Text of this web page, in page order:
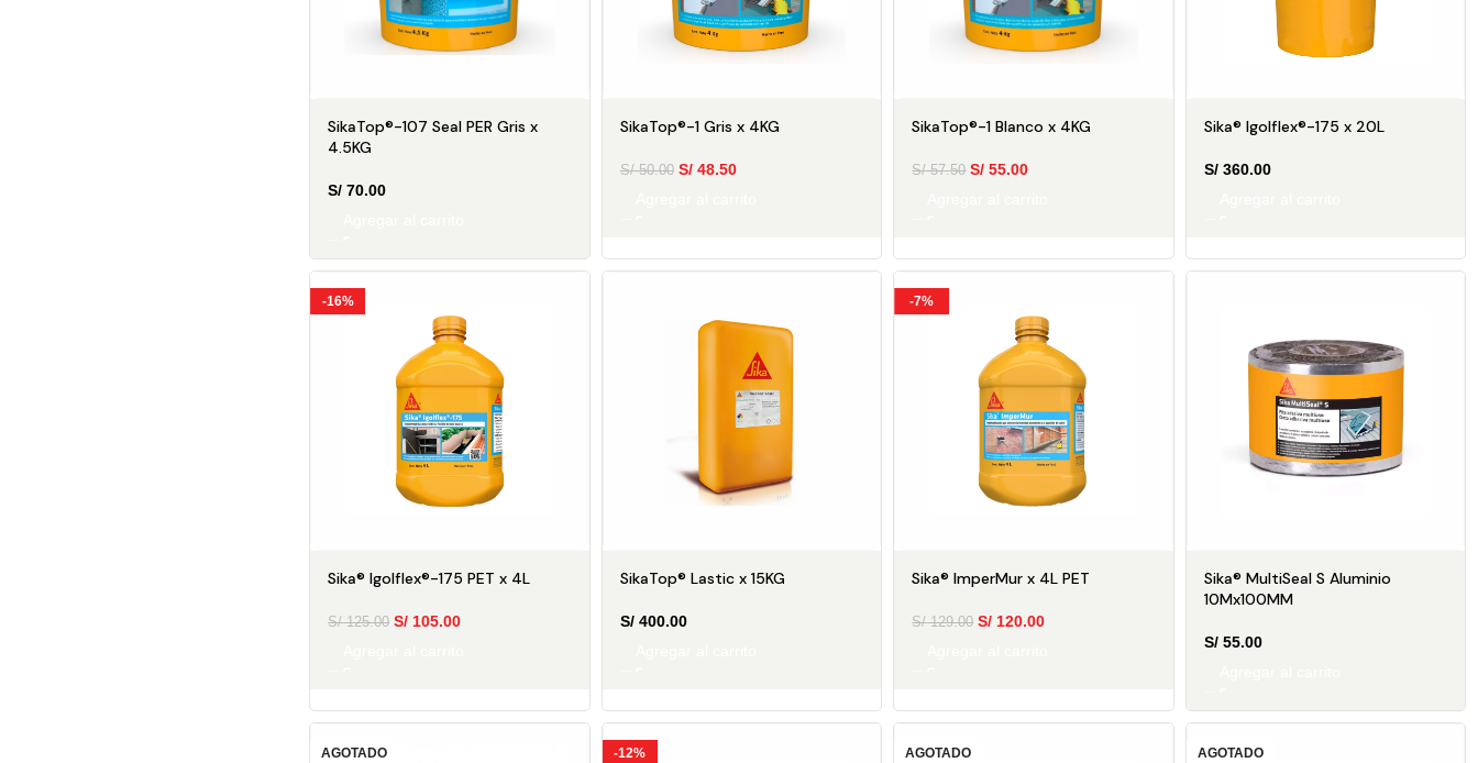
SikaTop®-107 Seal PER Gris x
4.5KG
S/ 70.00
SikaTop®-1 Gris x 4KG
S/50.00 S/48.50
SikaTop®-1 Blanco x 4KG
S/57.50 S/ 55.00
Sika® Igolflex®-175 x 20L
S/360.00
-16%
Sika® Igolflex®-175 PET x 4L
S/125.00 S/ 105.00
SikaTop® Lastic x 15KG
S/400.00
-7%
Sika® ImperMur x 4L PET
S/129.00 S/ 120.00
Sika® MultiSeal S Aluminio
10Mx100MM
S/55.00
AGOTADO
-12%
AGOTADO AGOTADO
CONSTRUYAMOS